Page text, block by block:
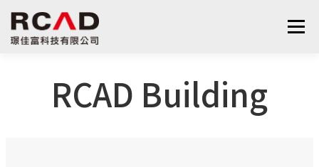
選單
算量服務
RCAD Building